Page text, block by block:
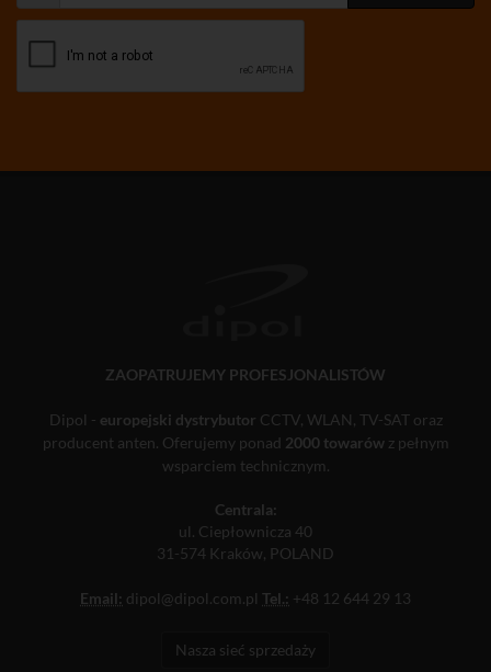
ZAOPATRUJEMY PROFESJONALISTÓW
Dipol - europejski dystrybutor CCTV, WLAN, TV-SAT oraz
producent anten. Oferujemy ponad 2000 towarówz pełnym
wsparciem technicznym.
Centrala:
ul. Ciepłownicza 40
31-574 Kraków, POLAND
Email: dipol@dipol.com.pl Tel.: +48 12 644 29 13
Nasza sieć sprzedaży